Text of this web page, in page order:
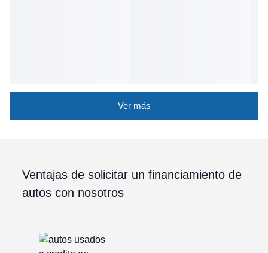
Ver más
Ventajas de solicitar un financiamiento de
autos con nosotros